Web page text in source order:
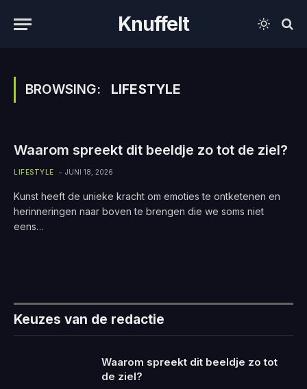
Knuffelt
BROWSING: LIFESTYLE
Waarom spreekt dit beeldje zo tot de ziel?
LIFESTYLE JUNI 18, 2026
Kunst heeft de unieke kracht om emoties te ontketenen en
herinneringen naar boven te brengen die we soms niet
eens…
Keuzes van de redactie
Waarom spreekt dit beeldje zo tot
de ziel?